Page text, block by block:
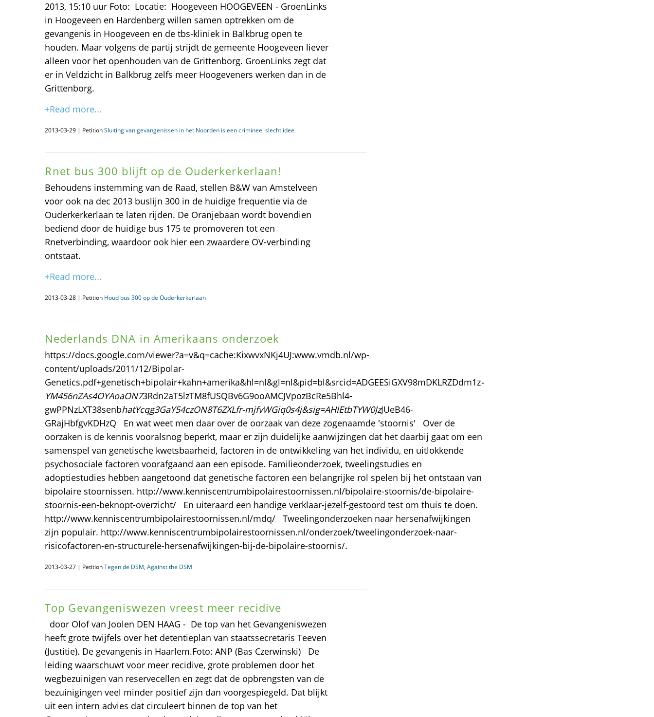
2013, 15:10 uur Foto: Locatie: Hoogeveen HOOGEVEEN - GroenLinks
in Hoogeveen en Hardenberg willen samen optrekken om de
gevangenis in Hoogeveen en de tbs-kliniek in Balkbrug open te
houden. Maar volgens de partij strijdt de gemeente Hoogeveen liever
alleen voor het openhouden van de Grittenborg. GroenLinks zegt dat
er in Veldzicht in Balkbrug zelfs meer Hoogeveners werken dan in de
Grittenborg.
+Read more...
2013-03-29 | PetitionSluiting van gevangenissen in het Noorden is een crimineel slecht idee
Rnet bus 300 blijft op de Ouderkerkerlaan!
Behoudens instemming van de Raad, stellen B&W van Amstelveen
voor ook na dec 2013 buslijn 300 in de huidige frequentie via de
Ouderkerkerlaan te laten rijden. De Oranjebaan wordt bovendien
bediend door de huidige bus 175 te promoveren tot een
Rnetverbinding, waardoor ook hier een zwaardere OV-verbinding
ontstaat.
+Read more...
2013-03-28 | Petition Houd bus 300 op de Ouderkerkerlaan
Nederlands DNA in Amerikaans onderzoek
https://docs.google.com/viewer?a=v&q=cache:KixwvxNKj4UJ:www.vmdb.nl/wp-
content/uploads/2011/12/Bipolar-
Genetics.pdf+genetisch+bipolair+kahn+amerika&hl=nl&gl=nl&pid=bl&srcid=ADGEESiGXV98mDKLRZDdm1z-
YM456nZAs4OYAoaON73Rdn2aT5lzTM8fUSQBv6G9ooAMCJVpozBcRe5Bhl4-
gwPPNzLXT38senbhatYcqg3GaY54czON8T6ZXLfr-mjfvWGiq0s4j&sig=AHIEtbTYW0JzJUeB46-
GRajHbfgvKDHzQ En wat weet men daar over de oorzaak van deze zogenaamde 'stoornis' Over de
oorzaken is de kennis vooralsnog beperkt, maar er zijn duidelijke aanwijzingen dat het daarbij gaat om een
samenspel van genetische kwetsbaarheid, factoren in de ontwikkeling van het individu, en uitlokkende
psychosociale factoren voorafgaand aan een episode. Familieonderzoek, tweelingstudies en
adoptiestudies hebben aangetoond dat genetische factoren een belangrijke rol spelen bij het ontstaan van
bipolaire stoornissen. http://www.kenniscentrumbipolairestoornissen.nl/bipolaire-stoornis/de-bipolaire-
stoornis-een-beknopt-overzicht/ En uiteraard een handige verklaar-jezelf-gestoord test om thuis te doen.
http://www.kenniscentrumbipolairestoornissen.nl/mdq/ Tweelingonderzoeken naar hersenafwijkingen
zijn populair. http://www.kenniscentrumbipolairestoornissen.nl/onderzoek/tweelingonderzoek-naar-
risicofactoren-en-structurele-hersenafwijkingen-bij-de-bipolaire-stoornis/.
2013-03-27 | PetitionTegen de DSM, Against the DSM
Top Gevangeniswezen vreest meer recidive
door Olof van Joolen DEN HAAG - De top van het Gevangeniswezen
heeft grote twijfels over het detentieplan van staatssecretaris Teeven
(Justitie). De gevangenis in Haarlem.Foto: ANP (Bas Czerwinski) De
leiding waarschuwt voor meer recidive, grote problemen door het
wegbezuinigen van reservecellen en zegt dat de opbrengsten van de
bezuinigingen veel minder positief zijn dan voorgespiegeld. Dat blijkt
uit een intern advies dat circuleert binnen de top van het